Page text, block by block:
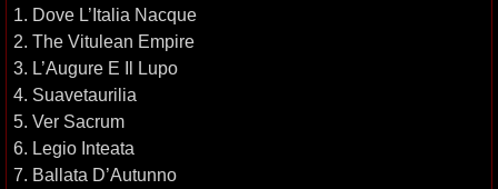
1. Dove L’Italia Nacque
2. The Vitulean Empire
3. L’Augure E Il Lupo
4. Suavetaurilia
5. Ver Sacrum
6. Legio Inteata
7. Ballata D’Autunno